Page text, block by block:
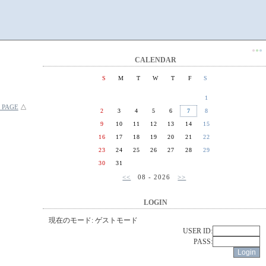
PAGE △
●●●
CALENDAR
S M T W T F S
1
2
3 4 5 6 7
8
9
10 11 12 13 14
15
16
17 18 19 20 21
22
23
24 25 26 27 28
29
30
31
<< 08 - 2026>>
LOGIN
現在のモード: ゲストモード
USER ID:
PASS: